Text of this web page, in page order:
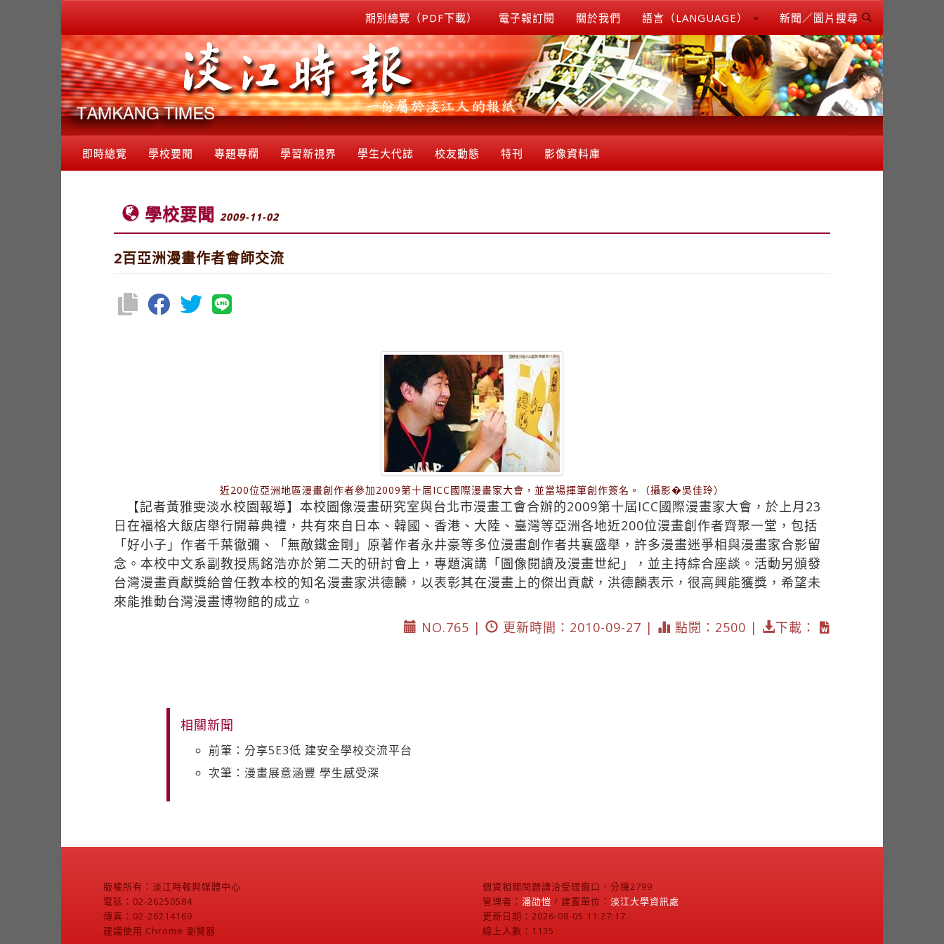
期別總覽（PDF下載） 電子報訂閱 關於我們 語言（LANGUAGE） 新聞／圖片搜尋
即時總覽 學校要聞 專題專欄 學習新視界 學生大代誌 校友動態 特刊 影像資料庫
學校要聞 2009-11-02
2百亞洲漫畫作者會師交流
近200位亞洲地區漫畫創作者參加2009第十屆ICC國際漫畫家大會，並當場揮筆創作簽名。（攝影�吳佳玲）
【記者黃雅雯淡水校園報導】本校圖像漫畫研究室與台北市漫畫工會合辦的2009第十屆ICC國際漫畫家大會，於上月23
日在福格大飯店舉行開幕典禮，共有來自日本、韓國、香港、大陸、臺灣等亞洲各地近200位漫畫創作者齊聚一堂，包括
「好小子」作者千葉徹彌、「無敵鐵金剛」原著作者永井豪等多位漫畫創作者共襄盛舉，許多漫畫迷爭相與漫畫家合影留
念。本校中文系副教授馬銘浩亦於第二天的研討會上，專題演講「圖像閱讀及漫畫世紀」，並主持綜合座談。活動另頒發
台灣漫畫貢獻獎給曾任教本校的知名漫畫家洪德麟，以表彰其在漫畫上的傑出貢獻，洪德麟表示，很高興能獲獎，希望未
來能推動台灣漫畫博物館的成立。
NO.765 |
更新時間：2010-09-27 | 點閱：2500 | 下載：
相關新聞
前筆：分享5E3低 建安全學校交流平台
次筆：漫畫展意涵豐 學生感受深
版權所有：淡江時報與媒體中心
電話：02-26250584
傳真：02-26214169
建議使用 Chrome 瀏覽器
個資相關問題請洽受理窗口，分機2799
管理者： 潘劭愷 / 建置單位： 淡江大學資訊處
更新日期：2026-08-05 11:27:17
線上人數：1135